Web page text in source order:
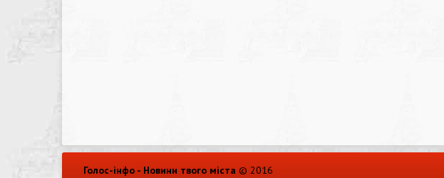
Голос-інфо - Новини твого міста © 2016